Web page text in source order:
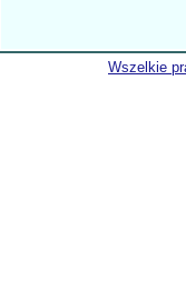
Wszelkie